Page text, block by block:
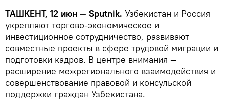
ТАШКЕНТ, 12 июн — Sputnik. Узбекистан и Россия
укрепляют торгово-экономическое и
инвестиционное сотрудничество, развивают
совместные проекты в сфере трудовой миграции и
подготовки кадров. В центре внимания —
расширение межрегионального взаимодействия и
совершенствование правовой и консульской
поддержки граждан Узбекистана.